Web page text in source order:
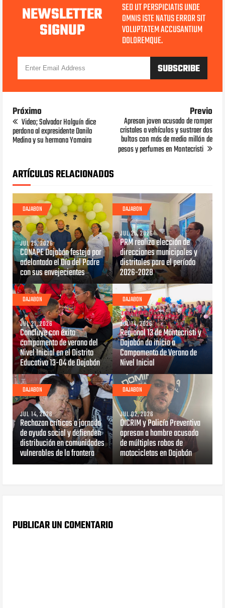
NEWSLETTER
SIGNUP
SED UT PERSPICIATIS UNDE
OMNIS ISTE NATUS ERROR SIT
VOLUPTATEM ACCUSANTIUM
DOLOREMQUE.
Próximo
Video; Salvador Holguín dice
perdona al expresidente Danilo
Medina y su hermana Yomaira
Previo
Apresan joven acusado de romper
cristales a vehículos y sustraer dos
bultos con más de medio millón de
pesos y perfumes en Montecristi
ARTÍCULOS RELACIONADOS
DAJABON
JUL 25, 2026
CONAPE Dajabón festeja por
adelantado el Día del Padre
con sus envejecientes
DAJABON
JUL 25, 2026
PRM realiza elección de
direcciones municipales y
distritales para el período
2026-2028
DAJABON
JUL 21, 2026
Concluye con éxito
campamento de verano del
Nivel Inicial en el Distrito
Educativo 13-04 de Dajabón
DAJABON
JUL 14, 2026
Regional 13 de Montecristi y
Dajabón da inicio a
Campamento de Verano de
Nivel Inicial
DAJABON
JUL 14, 2026
Rechazan críticas a jornada
de ayuda social y defienden
distribución en comunidades
vulnerables de la frontera
DAJABON
JUL 02, 2026
DICRIM y Policía Preventiva
apresan a hombre acusado
de múltiples robos de
motocicletas en Dajabón
PUBLICAR UN COMENTARIO